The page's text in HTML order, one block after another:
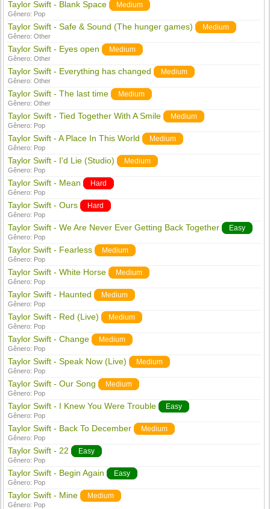
Taylor Swift - Blank Space Medium
Gênero: Pop
Taylor Swift - Safe & Sound (The hunger games) Medium
Gênero:Other
Taylor Swift - Eyes open Medium
Gênero:Other
Taylor Swift - Everything has changed Medium
Gênero:Other
Taylor Swift - The last time Medium
Gênero:Other
Taylor Swift - Tied Together With A Smile Medium
Gênero: Pop
Taylor Swift - A Place In This World Medium
Gênero: Pop
Taylor Swift - I'd Lie (Studio) Medium
Gênero: Pop
Taylor Swift - Mean Hard
Gênero: Pop
Taylor Swift - Ours Hard
Gênero: Pop
Taylor Swift - We Are Never Ever Getting Back Together Easy
Gênero: Pop
Taylor Swift - Fearless Medium
Gênero: Pop
Taylor Swift - White Horse Medium
Gênero: Pop
Taylor Swift - Haunted Medium
Gênero: Pop
Taylor Swift - Red (Live) Medium
Gênero: Pop
Taylor Swift - Change Medium
Gênero: Pop
Taylor Swift - Speak Now (Live) Medium
Gênero: Pop
Taylor Swift - Our Song Medium
Gênero: Pop
Taylor Swift - I Knew You Were Trouble Easy
Gênero: Pop
Taylor Swift - Back To December Medium
Gênero: Pop
Taylor Swift - 22 Easy
Gênero: Pop
Taylor Swift - Begin Again Easy
Gênero: Pop
Taylor Swift - Mine Medium
Gênero: Pop